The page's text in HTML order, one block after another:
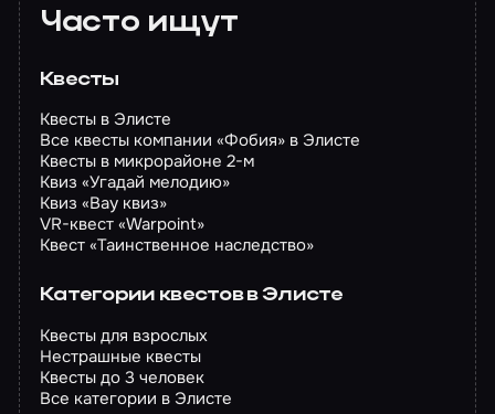
Часто ищут
Квесты
Квесты в Элисте
Все квесты компании «Фобия» в Элисте
Квесты в микрорайоне 2-м
Квиз «Угадай мелодию»
Квиз «Вау квиз»
VR-квест «Warpoint»
Квест «Таинственное наследство»
Категории квестов в Элисте
Квесты для взрослых
Нестрашные квесты
Квесты до 3 человек
Все категории в Элисте